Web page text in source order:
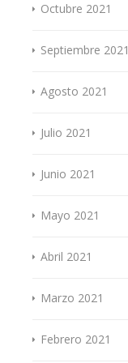
Octubre 2021
Septiembre 2021
Agosto 2021
Julio 2021
Junio 2021
Mayo 2021
Abril 2021
Marzo 2021
Febrero 2021